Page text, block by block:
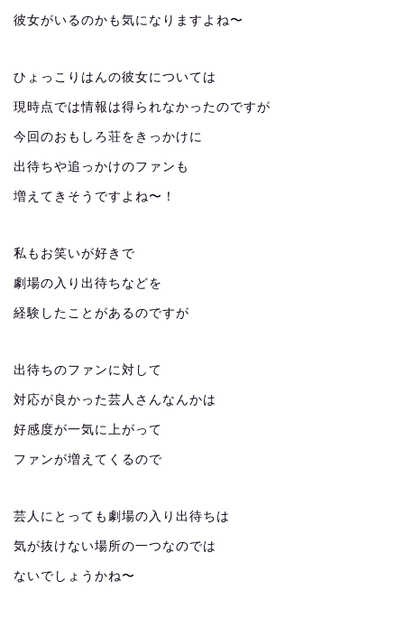
彼女がいるのかも気になりますよね〜
ひょっこりはんの彼女については
現時点では情報は得られなかったのですが
今回のおもしろ荘をきっかけに
出待ちや追っかけのファンも
増えてきそうですよね〜！
私もお笑いが好きで
劇場の入り出待ちなどを
経験したことがあるのですが
出待ちのファンに対して
対応が良かった芸人さんなんかは
好感度が一気に上がって
ファンが増えてくるので
芸人にとっても劇場の入り出待ちは
気が抜けない場所の一つなのでは
ないでしょうかね〜